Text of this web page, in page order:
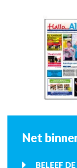
Net
BELEEF